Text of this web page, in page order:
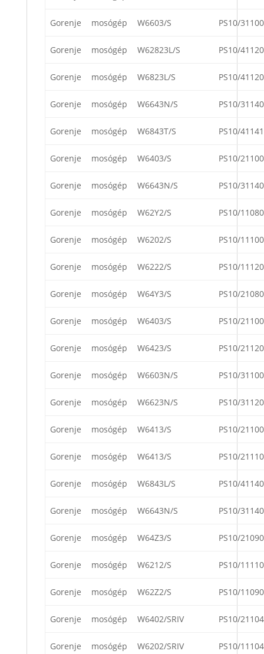
Gorenje mosógép W6603/S PS10/31100
Gorenje mosógép W62823L/S PS10/41120
Gorenje mosógép W6823L/S PS10/41120
Gorenje mosógép W6643N/S PS10/31140
Gorenje mosógép W6843T/S PS10/41141
Gorenje mosógép W6403/S PS10/21100
Gorenje mosógép W6643N/S PS10/31140
Gorenje mosógép W62Y2/S PS10/11080
Gorenje mosógép W6202/S PS10/11100
Gorenje mosógép W6222/S PS10/11120
Gorenje mosógép W64Y3/S PS10/21080
Gorenje mosógép W6403/S PS10/21100
Gorenje mosógép W6423/S PS10/21120
Gorenje mosógép W6603N/S PS10/31100
Gorenje mosógép W6623N/S PS10/31120
Gorenje mosógép W6413/S PS10/21100
Gorenje mosógép W6413/S PS10/21110
Gorenje mosógép W6843L/S PS10/41140
Gorenje mosógép W6643N/S PS10/31140
Gorenje mosógép W64Z3/S PS10/21090
Gorenje mosógép W6212/S PS10/11110
Gorenje mosógép W62Z2/S PS10/11090
Gorenje mosógép W6402/SRIV PS10/21104
Gorenje mosógép W6202/SRIV PS10/11104